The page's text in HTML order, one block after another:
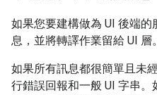
如果您要建構做為 UI 後端
息，並將轉譯作業留給 UI 層。
如果所有訊息都很簡單且未
行錯誤回報和一般 UI 字串